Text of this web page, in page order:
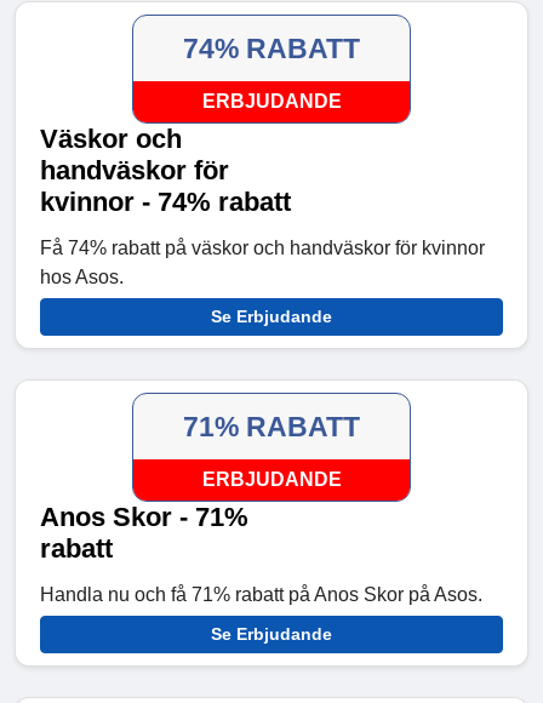
74% RABATT
ERBJUDANDE
Väskor och
handväskor för
kvinnor - 74% rabatt
Få 74% rabatt på väskor och handväskor för kvinnor
hos Asos.
Se Erbjudande
71% RABATT
ERBJUDANDE
Anos Skor - 71%
rabatt
Handla nu och få 71% rabatt på Anos Skor på Asos.
Se Erbjudande